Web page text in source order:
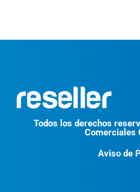
Todos los derechos
Comerciales
Aviso de